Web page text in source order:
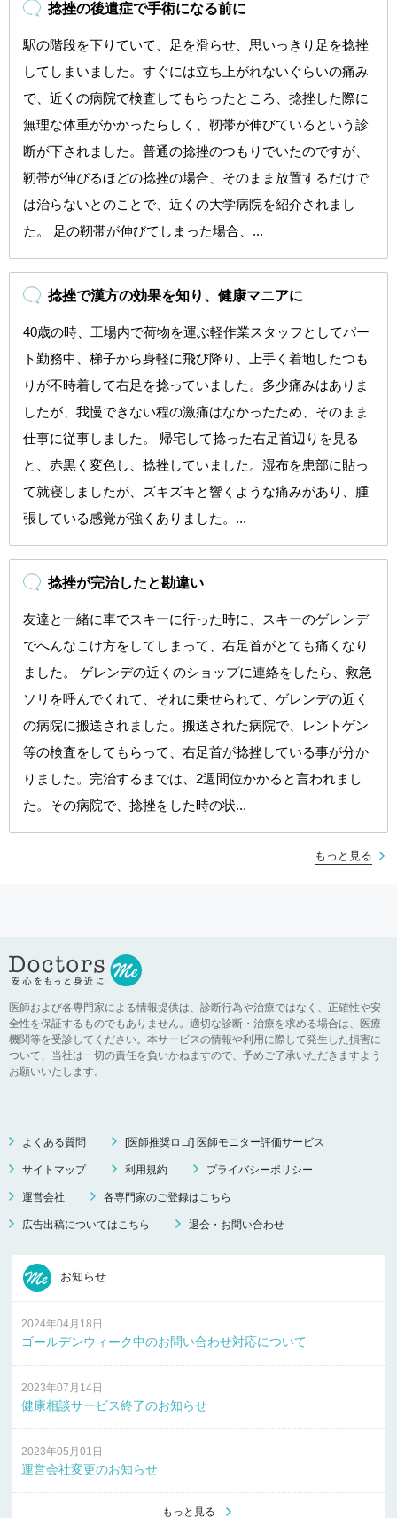
捻挫の後遺症で手術になる前に
駅の階段を下りていて、足を滑らせ、思いっきり足を捻挫
してしまいました。すぐには立ち上がれないぐらいの痛み
で、近くの病院で検査してもらったところ、捻挫した際に
無理な体重がかかったらしく、靭帯が伸びているという診
断が下されました。普通の捻挫のつもりでいたのですが、
靭帯が伸びるほどの捻挫の場合、そのまま放置するだけで
は治らないとのことで、近くの大学病院を紹介されまし
た。 足の靭帯が伸びてしまった場合、...
捻挫で漢方の効果を知り、健康マニアに
40歳の時、工場内で荷物を運ぶ軽作業スタッフとしてパー
ト勤務中、梯子から身軽に飛び降り、上手く着地したつも
りが不時着して右足を捻っていました。多少痛みはありま
したが、我慢できない程の激痛はなかったため、そのまま
仕事に従事しました。 帰宅して捻った右足首辺りを見る
と、赤黒く変色し、捻挫していました。湿布を患部に貼っ
て就寝しましたが、ズキズキと響くような痛みがあり、腫
張している感覚が強くありました。...
捻挫が完治したと勘違い
友達と一緒に車でスキーに行った時に、スキーのゲレンデ
でへんなこけ方をしてしまって、右足首がとても痛くなり
ました。 ゲレンデの近くのショップに連絡をしたら、救急
ソリを呼んでくれて、それに乗せられて、ゲレンデの近く
の病院に搬送されました。搬送された病院で、レントゲン
等の検査をしてもらって、右足首が捻挫している事が分か
りました。完治するまでは、2週間位かかると言われまし
た。その病院で、捻挫をした時の状...
もっと見る
医師および各専門家による情報提供は、診断行為や治療ではなく、正確性や安
全性を保証するものでもありません。適切な診断・治療を求める場合は、医療
機関等を受診してください。本サービスの情報や利用に際して発生した損害に
ついて、当社は一切の責任を負いかねますので、予めご了承いただきますよう
お願いいたします。
よくある質問 [医師推奨ロゴ] 医師モニター評価サービス
サイトマップ 利用規約 プライバシーポリシー
運営会社 各専門家のご登録はこちら
広告出稿についてはこちら 退会・お問い合わせ
お知らせ
2024年04月18日
ゴールデンウィーク中のお問い合わせ対応について
2023年07月14日
健康相談サービス終了のお知らせ
2023年05月01日
運営会社変更のお知らせ
もっと見る